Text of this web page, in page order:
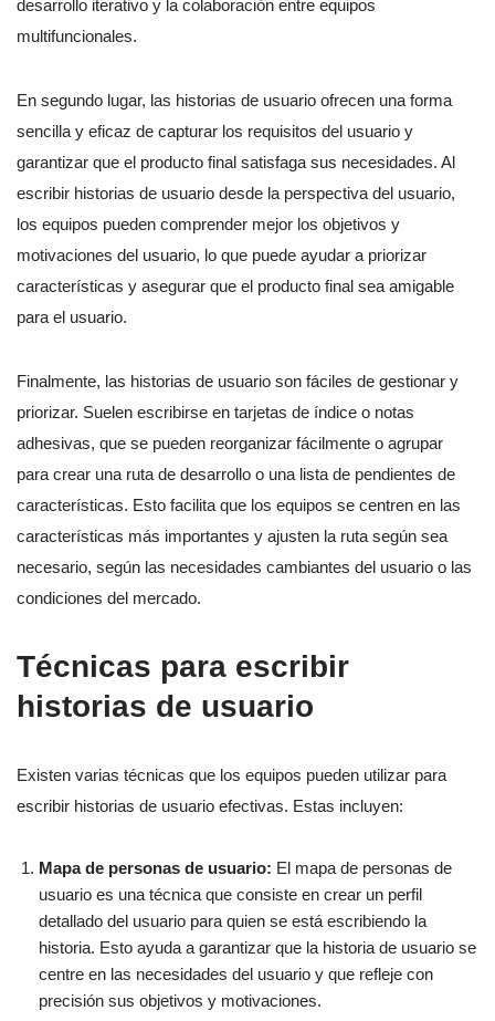
desarrollo iterativo y la colaboración entre equipos
multifuncionales.
En segundo lugar, las historias de usuario ofrecen una forma
sencilla y eficaz de capturar los requisitos del usuario y
garantizar que el producto final satisfaga sus necesidades. Al
escribir historias de usuario desde la perspectiva del usuario,
los equipos pueden comprender mejor los objetivos y
motivaciones del usuario, lo que puede ayudar a priorizar
características y asegurar que el producto final sea amigable
para el usuario.
Finalmente, las historias de usuario son fáciles de gestionar y
priorizar. Suelen escribirse en tarjetas de índice o notas
adhesivas, que se pueden reorganizar fácilmente o agrupar
para crear una ruta de desarrollo o una lista de pendientes de
características. Esto facilita que los equipos se centren en las
características más importantes y ajusten la ruta según sea
necesario, según las necesidades cambiantes del usuario o las
condiciones del mercado.
Técnicas para escribir
historias de usuario
Existen varias técnicas que los equipos pueden utilizar para
escribir historias de usuario efectivas. Estas incluyen:
Mapa de personas de usuario: El mapa de personas de
usuario es una técnica que consiste en crear un perfil
detallado del usuario para quien se está escribiendo la
historia. Esto ayuda a garantizar que la historia de usuario se
centre en las necesidades del usuario y que refleje con
precisión sus objetivos y motivaciones.